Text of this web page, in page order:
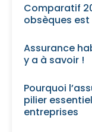
Comparatif
obsèques
Assurance
y a à savoir !
Pourquoi
pilier
entreprises